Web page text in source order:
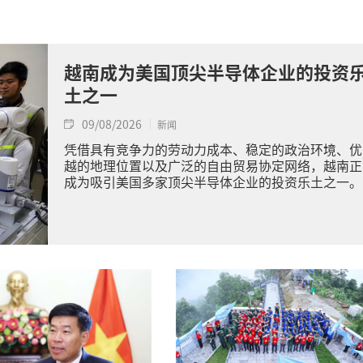
越南成为美国顶尖半导体企业的投资
土之一
09/08/2026 新闻
凭借具有竞争力的劳动力成本、稳定的政治环境、优
越的地理位置以及广泛的自由贸易协定网络，越南正
成为吸引美国多家顶尖半导体企业的投资乐土之一。